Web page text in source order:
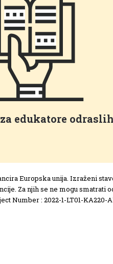
edukatore odraslih
Europska unija. Izraženi
Za njih se ne mogu smatrati
Number : 2022-1-LT01-KA220-